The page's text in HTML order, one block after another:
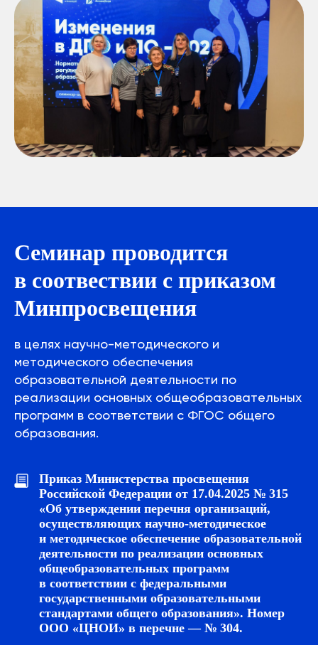
Семинар проводится
в соотвествии с приказом
Минпросвещения
в целях научно-методического и
методического обеспечения
образовательной деятельности по
реализации основных общеобразовательных
программ в соответствии с ФГОС общего
образования.
Приказ Министерства просвещения
Российской Федерации от 17.04.2025 № 315
«Об утверждении перечня организаций,
осуществляющих научно-методическое
и методическое обеспечение образовательной
деятельности по реализации основных
общеобразовательных программ
в соответствии с федеральными
государственными образовательными
стандартами общего образования». Номер
ООО «ЦНОИ» в перечне — № 304.